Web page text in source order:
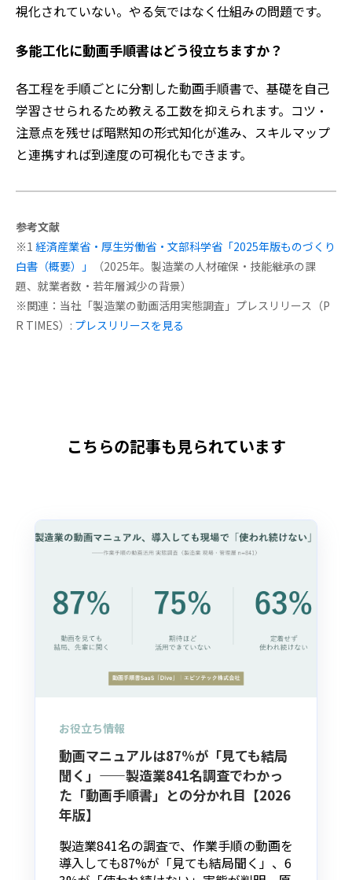
視化されていない。やる気ではなく仕組みの問題です。
多能工化に動画手順書はどう役立ちますか？
各工程を手順ごとに分割した動画手順書で、基礎を自己
学習させられるため教える工数を抑えられます。コツ・
注意点を残せば暗黙知の形式知化が進み、スキルマップ
と連携すれば到達度の可視化もできます。
参考文献
※1 経済産業省・厚生労働省・文部科学省「2025年版ものづくり
白書（概要）」
（2025年。製造業の人材確保・技能継承の課
題、就業者数・若年層減少の背景）
※関連：当社「製造業の動画活用実態調査」プレスリリース（P
R TIMES）: プレスリリースを見る
こちらの記事も見られています
お役立ち情報
動画マニュアルは87%が「見ても結局
聞く」——製造業841名調査でわかっ
た「動画手順書」との分かれ目【2026
年版】
製造業841名の調査で、作業手順の動画を
導入しても87%が「見ても結局聞く」、6